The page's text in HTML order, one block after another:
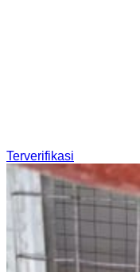
Terverifikasi